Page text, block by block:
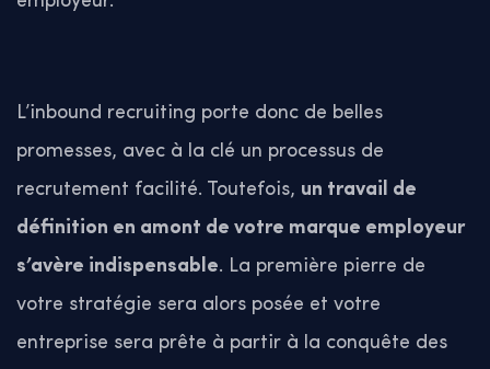
L’inbound recruiting porte donc de belles
promesses, avec à la clé un processus de
recrutement facilité. Toutefois, un travail de
définition en amont de votre marque employeur
s’avère indispensable. La première pierre de
votre stratégie sera alors posée et votre
entreprise sera prête à partir à la conquête des